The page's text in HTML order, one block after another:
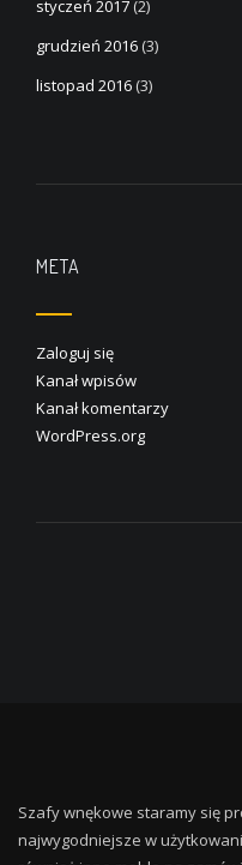
styczeń 2017 (2)
grudzień 2016 (3)
listopad 2016 (3)
META
Zaloguj się
Kanał wpisów
Kanał komentarzy
WordPress.org
Szafy wnękowe staramy się
najwygodniejsze w